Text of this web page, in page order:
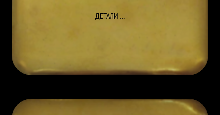
ДЕТАЛИ…ДО EMMERICH CZERMAK